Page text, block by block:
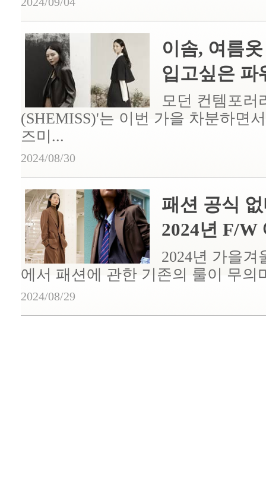
이솜, 여름
입고싶은 파
모던 컨템포러
(SHEMISS)'는 이번 가을 차분하면
즈미...
2024/08/30
패션 공식
2024년 F/W
2024년 가을
에서 패션에 관한 기존의 룰이 무의
2024/08/29